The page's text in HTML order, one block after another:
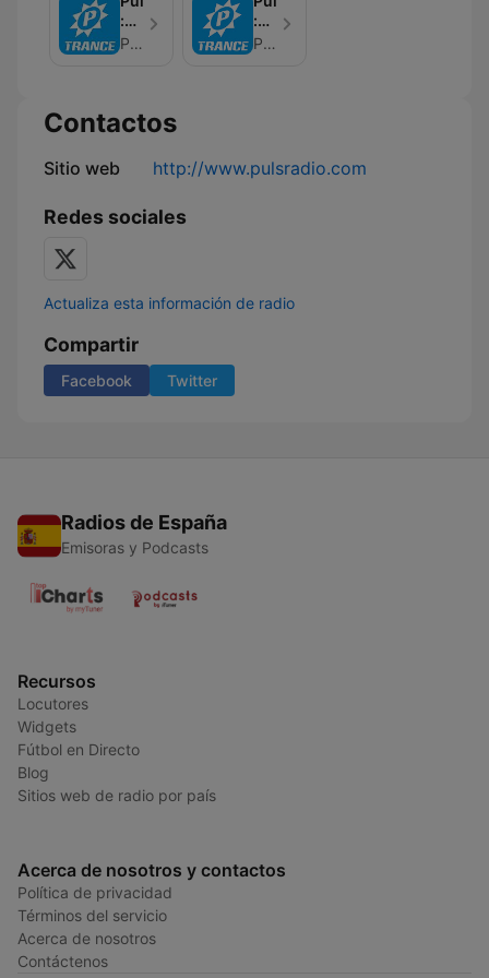
:
The
-
TranzLift
PulsRadio
:
FloZeReal
PulsRadio
Contactos
Sitio web http://www.pulsradio.com
Redes sociales
Actualiza esta información de radio
Compartir
Facebook Twitter
Radios de España
Emisoras y Podcasts
Recursos
Locutores
Widgets
Fútbol en Directo
Blog
Sitios web de radio por país
Acerca de nosotros y contactos
Política de privacidad
Términos del servicio
Acerca de nosotros
Contáctenos